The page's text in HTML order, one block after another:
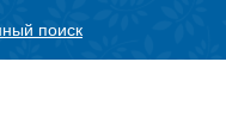
поиск